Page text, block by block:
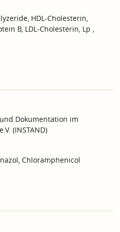
HDL-Cholesterin,
B, LDL-Cholesterin, Lp ,
Dokumentation im
(INSTAND)
Chloramphenicol